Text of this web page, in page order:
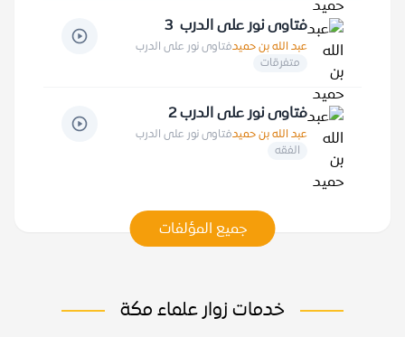
فتاوى نور على الدرب 3
عبد الله بن حميدفتاوى نور على الدرب
متفرقات
فتاوى نور على الدرب 2
عبد الله بن حميدفتاوى نور على الدرب
الفقه
جميع المؤلفات
خدمات زوار علماء مكة